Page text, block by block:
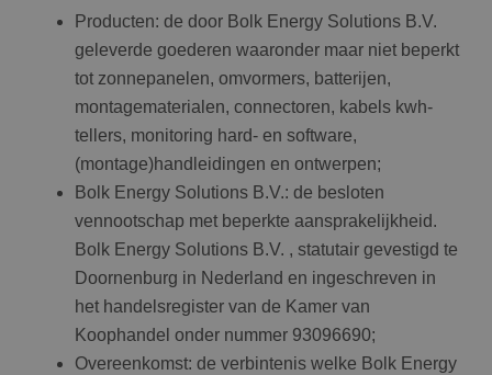
Producten: de door Bolk Energy Solutions B.V.
geleverde goederen waaronder maar niet beperkt
tot zonnepanelen, omvormers, batterijen,
montagematerialen, connectoren, kabels kwh-
tellers, monitoring hard- en software,
(montage)handleidingen en ontwerpen;
Bolk Energy Solutions B.V.: de besloten
vennootschap met beperkte aansprakelijkheid.
Bolk Energy Solutions B.V. , statutair gevestigd te
Doornenburg in Nederland en ingeschreven in
het handelsregister van de Kamer van
Koophandel onder nummer 93096690;
Overeenkomst: de verbintenis welke Bolk Energy